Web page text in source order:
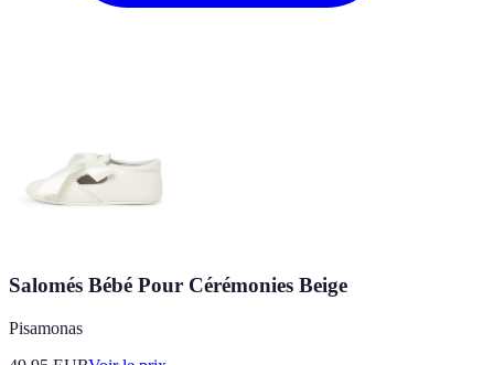
Salomés Bébé Pour Cérémonies Beige
Pisamonas